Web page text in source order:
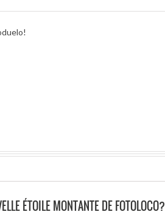
ÉTOILE MONTANTE DE FOTOLOCO?